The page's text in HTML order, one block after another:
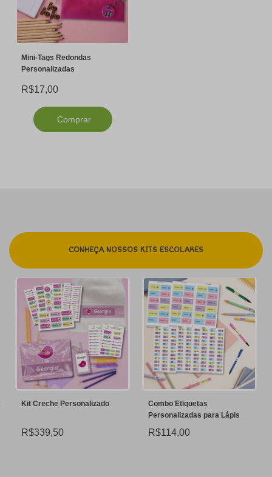
Mini-Tags Redondas
Personalizadas
R$17,00
Comprar
CONHEÇA NOSSOS KITS ESCOLARES
Kit Creche Personalizado
R$339,50
Combo Etiquetas
Personalizadas para Lápis
R$114,00